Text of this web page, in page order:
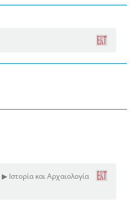
Ιστορία και Αρχαιολογία